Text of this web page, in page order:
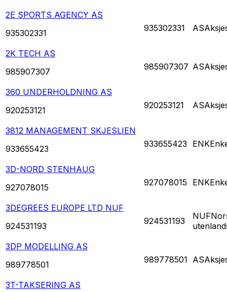
2E SPORTS AGENCY AS
935302331
935302331 AS
2K TECH AS
985907307
985907307 AS
360 UNDERHOLDNING AS
920253121
920253121 AS
3812 MANAGEMENT SKJESLIEN
933655423
933655423 ENK
3D-NORD STENHAUG
927078015
927078015 ENK
3DEGREES EUROPE LTD NUF
924531193
924531193 NUF
3DP MODELLING AS
989778501
989778501 AS
3T-TAKSERING AS